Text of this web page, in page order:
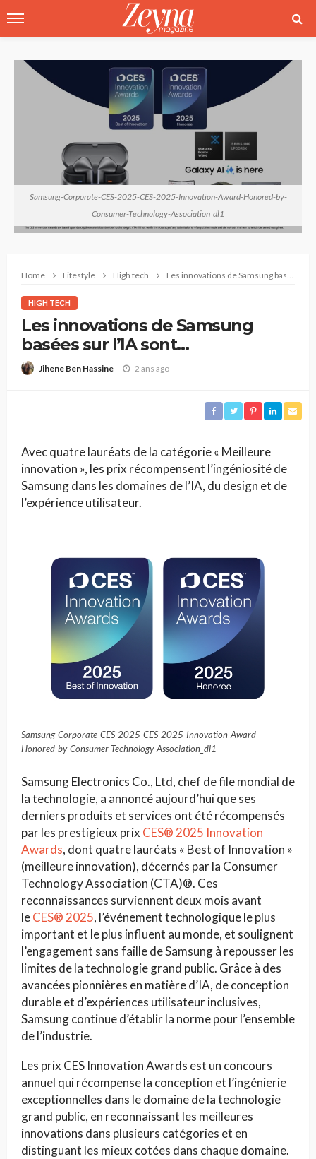
Samsung-Corporate-CES-2025-CES-2025-Innovation-Award-Honored-by-
Consumer-Technology-Association_dl1
Home Lifestyle High tech Les innovations de Samsung basées sur l’IA sont récompensées par la Consumer Technology Association
HIGH TECH
Les innovations de Samsung
basées sur l’IA sont
récompensées par la Consumer
Jihene Ben Hassine 2 ans ago
Avec quatre lauréats de la catégorie « Meilleure
innovation », les prix récompensent l’ingéniosité de
Samsung dans les domaines de l’IA, du design et de
l’expérience utilisateur.
Samsung-Corporate-CES-2025-CES-2025-Innovation-Award-
Honored-by-Consumer-Technology-Association_dl1
Samsung Electronics Co., Ltd, chef de file mondial de
la technologie, a annoncé aujourd’hui que ses
derniers produits et services ont été récompensés
par les prestigieux prix CES® 2025 Innovation
Awards, dont quatre lauréats « Best of Innovation »
(meilleure innovation), décernés par la Consumer
Technology Association (CTA)®. Ces
reconnaissances surviennent deux mois avant
leCES® 2025, l’événement technologique le plus
important et le plus influent au monde, et soulignent
l’engagement sans faille de Samsung à repousser les
limites de la technologie grand public. Grâce à des
avancées pionnières en matière d’IA, de conception
durable et d’expériences utilisateur inclusives,
Samsung continue d’établir la norme pour l’ensemble
de l’industrie.
Les prix CES Innovation Awards est un concours
annuel qui récompense la conception et l’ingénierie
exceptionnelles dans le domaine de la technologie
grand public, en reconnaissant les meilleures
innovations dans plusieurs catégories et en
distinguant les mieux cotées dans chaque domaine.